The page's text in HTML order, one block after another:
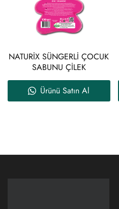
NATURİX SÜNGERLİ ÇOCUK
SABUNU ÇİLEK
Ürünü Satın Al